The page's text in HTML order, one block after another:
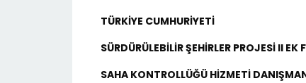
TÜRKİYE CUMHURİYETİ
SÜRDÜRÜLEBİLİR ŞEHİRLER PROJESİ II EK
SAHA KONTROLLÜĞÜ HİZMETİ